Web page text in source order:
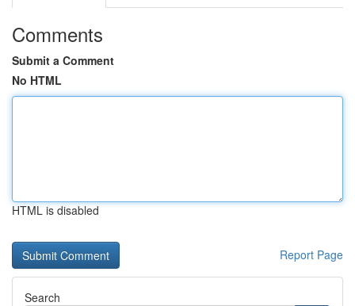
Comments
Submit a Comment
No HTML
HTML is disabled
Report Page
Search